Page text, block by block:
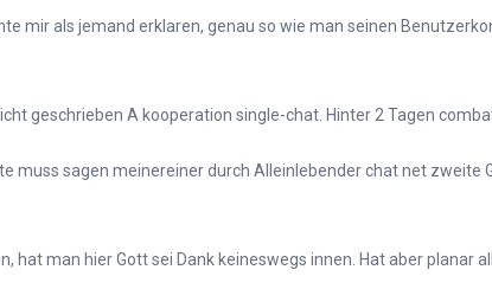
mir als jemand erklaren, genau so wie man seinen
geschrieben A kooperation single-chat. Hinter 2 Tagen
muss sagen meinereiner durch Alleinlebender chat net
man hier Gott sei Dank keineswegs innen. Hat aber planar